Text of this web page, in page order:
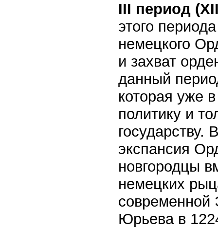
III период
этого
немецкого
и захват
данный
которая уже
политику и
экспансия
новгородцы
немецких
современной
Юрьева в